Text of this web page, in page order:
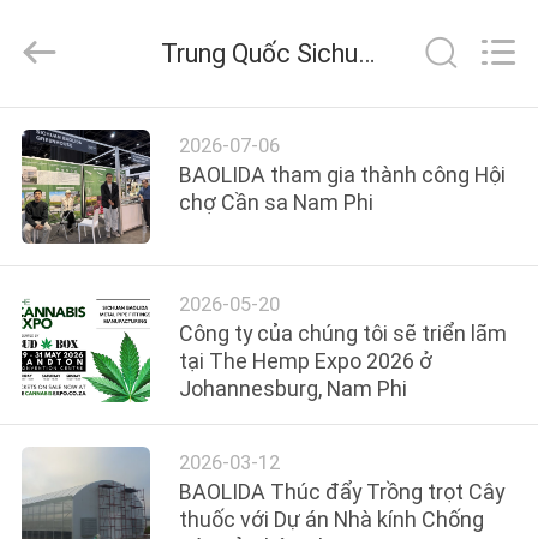
TRANG
CHỦ
CÁC
PHẨM
CHƯƠNG
TRÌNH
VR
Baolida
Metal
Manufacturing
Ltd..
Rights
Reserved.
Trung Quốc Sichuan Baolida Metal Pipe Fittings Manufacturing Co., Ltd. tin tức công ty
2026-07-06
BAOLIDA tham gia thành công Hội
chợ Cần sa Nam Phi
2026-05-20
Công ty của chúng tôi sẽ triển lãm
tại The Hemp Expo 2026 ở
Johannesburg, Nam Phi
2026-03-12
BAOLIDA Thúc đẩy Trồng trọt Cây
thuốc với Dự án Nhà kính Chống